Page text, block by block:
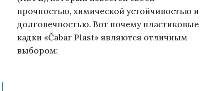
прочностью, химической устойчивостью и
долговечностью. Вот почему пластиковые
кадки «Čabar Plast» являются отличным
выбором: